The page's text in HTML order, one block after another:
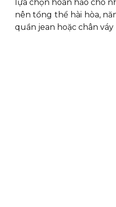
lựa chọn hoàn hảo cho
nên tổng thể hài hòa,
quần jean hoặc chân